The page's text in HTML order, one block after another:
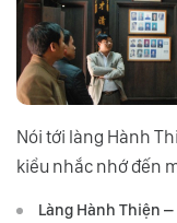
Nói tới làng Hành
kiểu nhắc nhớ đến
Làng Hành Thiện